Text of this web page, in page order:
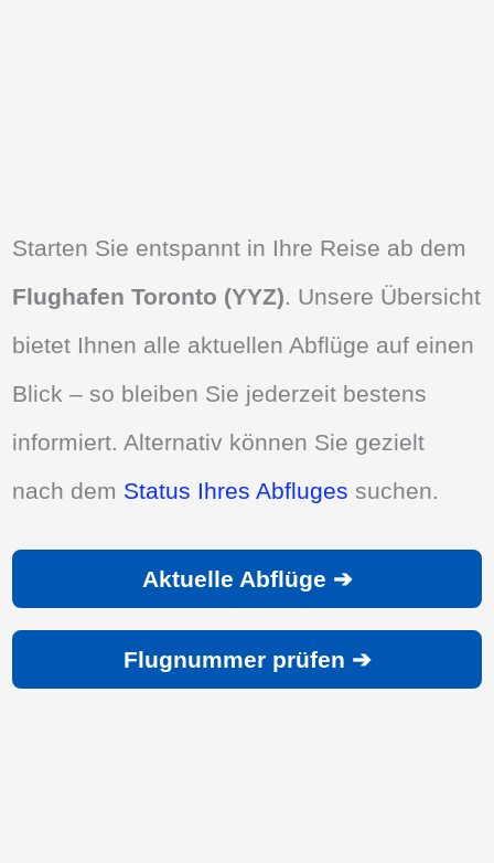
Starten Sie entspannt in Ihre Reise ab dem
Flughafen Toronto (YYZ) . Unsere Übersicht
bietet Ihnen alle aktuellen Abflüge auf einen
Blick – so bleiben Sie jederzeit bestens
informiert. Alternativ können Sie gezielt
nach dem Status Ihres Abfluges suchen.
Aktuelle Abflüge ➔
Flugnummer prüfen ➔